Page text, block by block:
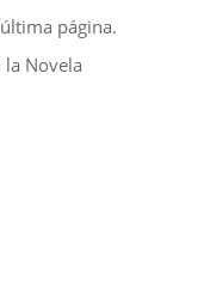
página.
Novela